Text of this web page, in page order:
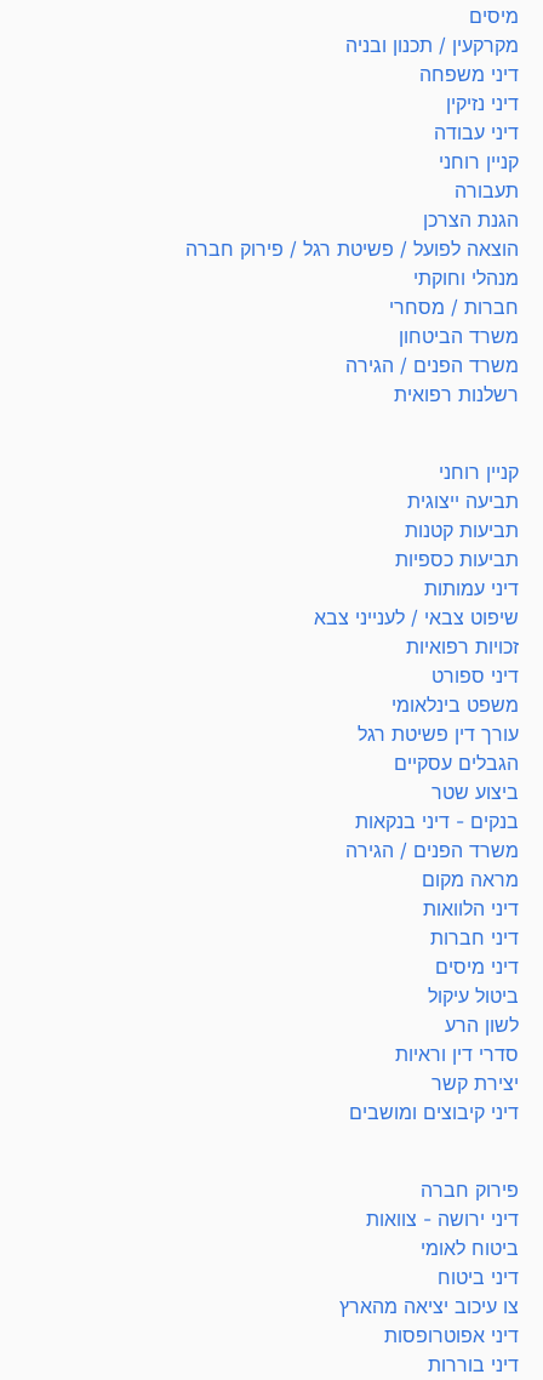
מיסים
מקרקעין / תכנון ובניה
דיני משפחה
דיני נזיקין
דיני עבודה
קניין רוחני
תעבורה
הגנת הצרכן
הוצאה לפועל / פשיטת רגל / פירוק חברה
מנהלי וחוקתי
חברות / מסחרי
משרד הביטחון
משרד הפנים / הגירה
רשלנות רפואית
קניין רוחני
תביעה ייצוגית
תביעות קטנות
תביעות כספיות
דיני עמותות
שיפוט צבאי / לענייני צבא
זכויות רפואיות
דיני ספורט
משפט בינלאומי
עורך דין פשיטת רגל
הגבלים עסקיים
ביצוע שטר
בנקים - דיני בנקאות
משרד הפנים / הגירה
מראה מקום
דיני הלוואות
דיני חברות
דיני מיסים
ביטול עיקול
לשון הרע
סדרי דין וראיות
יצירת קשר
דיני קיבוצים ומושבים
פירוק חברה
דיני ירושה - צוואות
ביטוח לאומי
דיני ביטוח
צו עיכוב יציאה מהארץ
דיני אפוטרופסות
דיני בוררות